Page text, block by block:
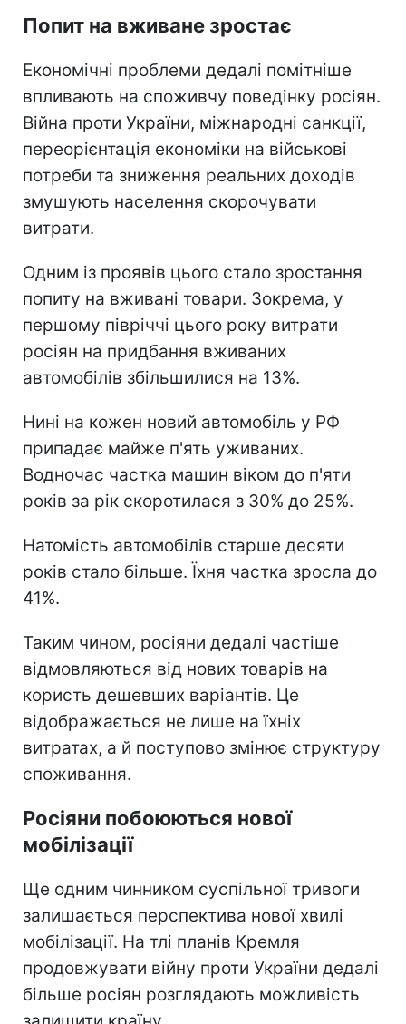
Попит на вживане зростає
Економічні проблеми дедалі помітніше
впливають на споживчу поведінку росіян.
Війна проти України, міжнародні санкції,
переорієнтація економіки на військові
потреби та зниження реальних доходів
змушують населення скорочувати
витрати.
Одним із проявів цього стало зростання
попиту на вживані товари. Зокрема, у
першому півріччі цього року витрати
росіян на придбання вживаних
автомобілів збільшилися на 13%.
Нині на кожен новий автомобіль у РФ
припадає майже п'ять уживаних.
Водночас частка машин віком до п'яти
років за рік скоротилася з 30% до 25%.
Натомість автомобілів старше десяти
років стало більше. Їхня частка зросла до
41%.
Таким чином, росіяни дедалі частіше
відмовляються від нових товарів на
користь дешевших варіантів. Це
відображається не лише на їхніх
витратах, а й поступово змінює структуру
споживання.
Росіяни побоюються нової
мобілізації
Ще одним чинником суспільної тривоги
залишається перспектива нової хвилі
мобілізації. На тлі планів Кремля
продовжувати війну проти України дедалі
більше росіян розглядають можливість